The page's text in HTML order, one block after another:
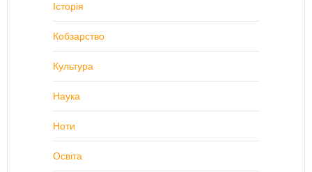
Історія
Кобзарство
Культура
Наука
Ноти
Освіта